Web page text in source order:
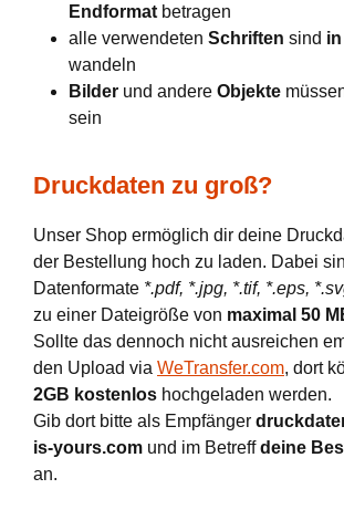
Endformat betragen
alle verwendeten Schriften sind
wandeln
Bilder und andere Objekte
sein
Druckdaten zu groß?
Unser Shop ermöglich dir deine
der Bestellung hoch zu laden. Dabei
Datenformate *.pdf, *.jpg, *.tif, *.eps,
zu einer Dateigröße von maximal 50
Sollte das dennoch nicht ausreichen
den Upload via WeTransfer.com, dort
2GB kostenlos hochgeladen werden.
Gib dort bitte als Empfänger
is-yours.com und im Betreffdeine
an.